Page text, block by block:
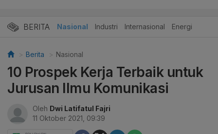
BERITA Nasional Industri Internasional Energi
Berita Nasional
10 Prospek Kerja Terbaik untuk
Jurusan Ilmu Komunikasi
Oleh Dwi Latifatul Fajri
11 Oktober 2021, 09:39